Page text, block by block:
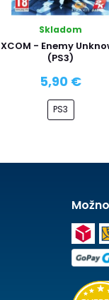
Skladom
XCOM - Enemy
(PS3)
5,90 €
PS3